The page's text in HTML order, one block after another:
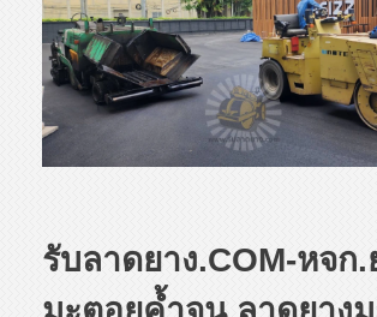
รับลาดยาง.COM-หจก.